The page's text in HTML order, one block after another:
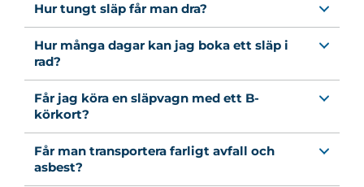
Hur tungt släp får man dra?
Hur många dagar kan jag boka ett släp i
rad?
Får jag köra en släpvagn med ett B-
körkort?
Får man transportera farligt avfall och
asbest?